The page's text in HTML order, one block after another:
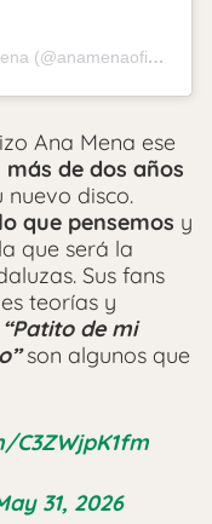
Una publicación compartida de Ana Mena (@anamenaoficial)
Ana Mena ese
más de dos años
nuevo disco.
que pensemos y
que será la
Sus fans
teorías y
“Patito de mi
son algunos que
C3ZWjpK1fm
31, 2026